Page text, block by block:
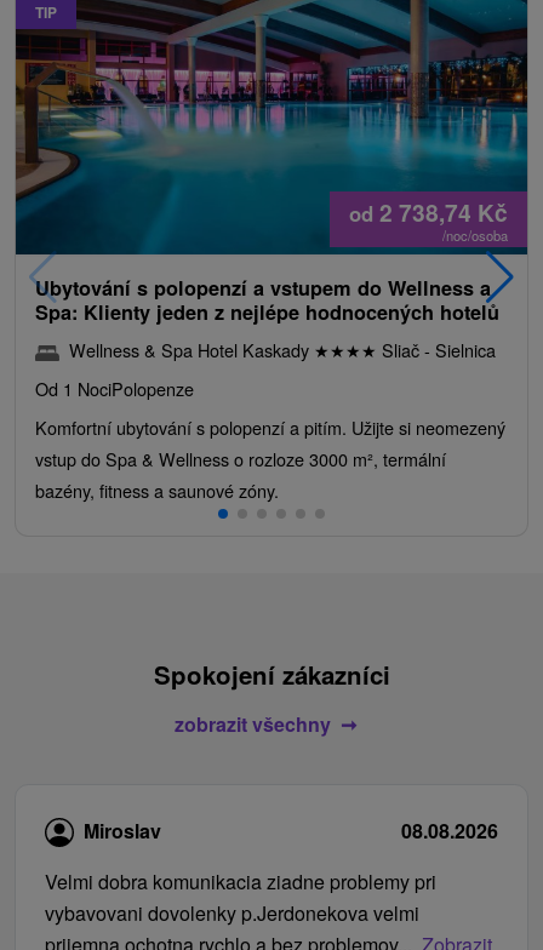
TIP
od 2 738,74 Kč
/noc/osoba
Ubytování s polopenzí a vstupem do Wellness a
Spa: Klienty jeden z nejlépe hodnocených hotelů
Wellness & Spa Hotel Kaskady ★★★★ Sliač - Sielnica
Od 1 NociPolopenze
Komfortní ubytování s polopenzí a pitím. Užijte si neomezený
vstup do Spa & Wellness o rozloze 3000 m², termální
bazény, fitness a saunové zóny.
Spokojení zákazníci
zobrazit všechny
Miroslav
08.08.2026
Velmi dobra komunikacia ziadne problemy pri
vybavovani dovolenky p.Jerdonekova velmi